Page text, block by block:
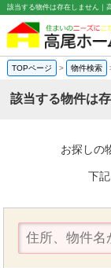
該当する物件は存在しません｜
TOPページ > 物件検索
該当する物件は
お探しの
下